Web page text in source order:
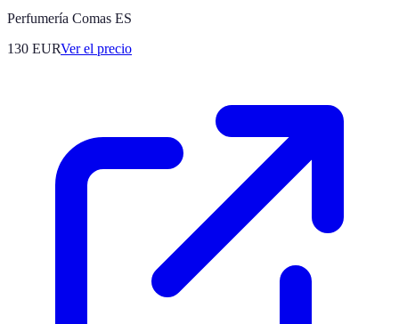
Perfumería Comas ES
130 EURVer el precio